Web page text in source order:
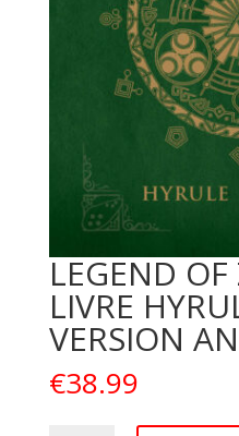
LEGEND
LIVRE
VERSION
€38.99